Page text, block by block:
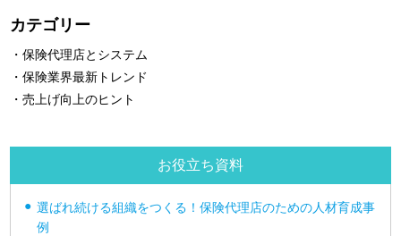
カテゴリー
・保険代理店とシステム
・保険業界最新トレンド
・売上げ向上のヒント
お役立ち資料
選ばれ続ける組織をつくる！保険代理店のための人材育成事
例